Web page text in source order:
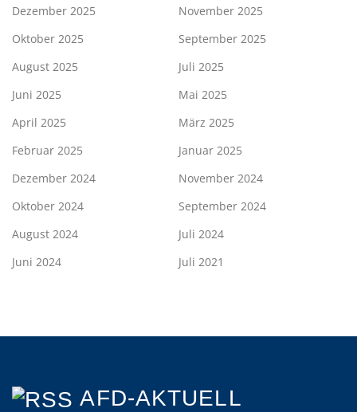
Dezember 2025
November 2025
Oktober 2025
September 2025
August 2025
Juli 2025
Juni 2025
Mai 2025
April 2025
März 2025
Februar 2025
Januar 2025
Dezember 2024
November 2024
Oktober 2024
September 2024
August 2024
Juli 2024
Juni 2024
Juli 2021
AFD-AKTUELL